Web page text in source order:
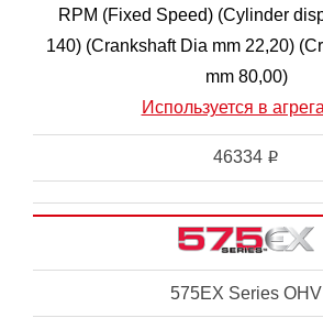
RPM (Fixed Speed) (Cylinder
140) (Crankshaft Dia mm 22,20)
mm 80,00)
Используется в
46334 i
575EX Series OHV